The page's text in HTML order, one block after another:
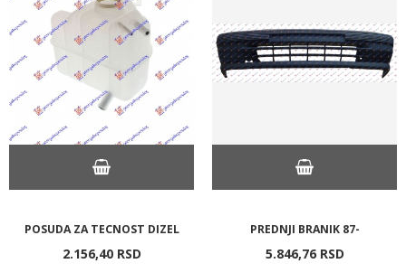
POSUDA ZA TECNOST DIZEL
2.156,40 RSD
PREDNJI BRANIK 87-
5.846,76 RSD